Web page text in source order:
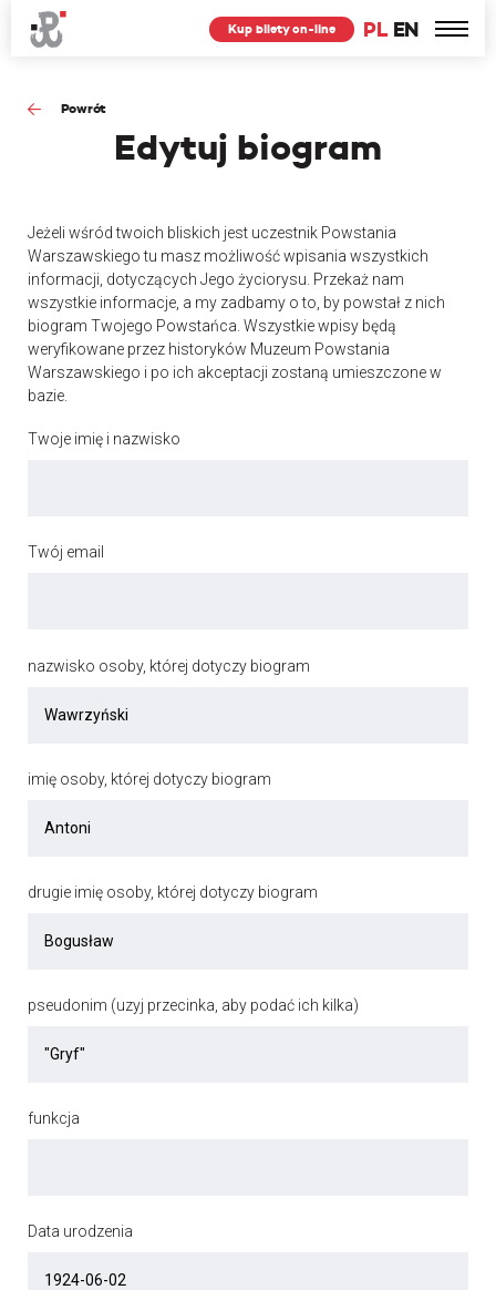
PL EN
Kup bilety on-line
Powrót
Edytuj biogram
Jeżeli wśród twoich bliskich jest uczestnik Powstania
Warszawskiego tu masz możliwość wpisania wszystkich
informacji, dotyczących Jego życiorysu. Przekaż nam
wszystkie informacje, a my zadbamy o to, by powstał z nich
biogram Twojego Powstańca. Wszystkie wpisy będą
weryfikowane przez historyków Muzeum Powstania
Warszawskiego i po ich akceptacji zostaną umieszczone w
bazie.
Twoje imię i nazwisko
Twój email
nazwisko osoby, której dotyczy biogram
imię osoby, której dotyczy biogram
drugie imię osoby, której dotyczy biogram
pseudonim (uzyj przecinka, aby podać ich kilka)
funkcja
Data urodzenia